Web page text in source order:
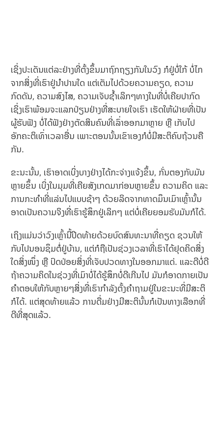
ເຊິ່ງປະເດັນແຕ່ລະຢ່າງທີ່ຕັ້ງຂຶ້ນມາຖົກຖຽງກັນໃນວົງ ກໍຢູ່ບໍ່ໃກ້ ບໍ່ໄກ
ຈາກສິ່ງທີ່ເຮົາຢູ່ນຳປານໃດ ແຕ່ເຕັມໄປດ້ວຍຄວາມຄຽດ, ຄວາມ
ກົດດັນ, ຄວາມສົງໄສ, ຄວາມເຈັບຊໍ້າເລິກໆທາງໃນທີ່ບໍ່ເຄີຍປາກົດ
ເຊິ່ງເຮົາພ້ອມຈະແລກປ່ຽນຢ່າງທີ່ສະບາຍໃຈເຮົາ ເຮັດໃຫ້ຝ່າຍທີ່ເປັນ
ຜູ້ຮັບຟັງ ບໍ່ໄດ້ຟັງຢ່າງຕັດສິນຄົນທີ່ເລົ່າອອກມາຫຼາຍ ຫຼື ເກັບໄປ
ອັກຄະຕິເທົ່າເວລາອື່ນ ເພາະຕອນນັ້ນເຂົາເອງກໍບໍ່ມີສະຕິຄົບຖ້ວນຄື
ກັນ.
ຂະນະນັ້ນ, ເຮົາອາດເບິ່ງບາງຢ່າງໄດ້ກະຈ່າງແຈ້ງຂຶ້ນ, ກັ່ນຕອງກັບມັນ
ຫຼາຍຂຶ້ນ ເບິ່ງໃນມຸມທີ່ເຄີຍສັງເກດມາກ່ອນຫຼາຍຂຶ້ນ ຄວາມຄິດ ແລະ
ການກະທໍາທີ່ແລ່ນໄປແບບຊ້າໆ ດ້ວຍລິດຈາກທາດມຶນເມົາເຫຼົ້ານັ້ນ
ອາດເປັນຄວາມຈິງທີ່ເຮົາຮູ້ສຶກຢູ່ເລິກໆ ແຕ່ບໍ່ເຄີຍຍອມຮັບມັນກໍໄດ້.
ເຖິງແມ່ນວ່າວົງເຫຼົ້ານີ້ປິດທ້າຍດ້ວຍບົດສົນທະນາທີ່ຄຽດ ຊວນໃຫ້
ກັບໄປນອນຊຶມຕໍ່ຢູ່ບ້ານ, ແຕ່ກໍຖືເປັນຊ່ວງເວລາທີ່ເຮົາໄດ້ຢຸດຄິດສິ່ງ
ໃດສິ່ງໜຶ່ງ ຫຼື ປົດປ່ອຍສິ່ງທີ່ເຈັບປວດທາງໃນອອກມາແດ່. ແລະດີບໍ່ດີ
ຖ້າຄວາມຄິດໃນຊ່ວງທີ່ເມົາບໍ່ໄດ້ຮູ້ສຶກບໍ່ດີເກີນໄປ ມັນກໍອາດກາຍເປັນ
ຄໍາຕອບໃຫ້ກັບຫຼາຍໆສິ່ງທີ່ເຮົາກໍາລັງຕັ້ງຄໍາຖາມຢູ່ໃນຂະນະທີ່ມີສະຕິ
ກໍໄດ້. ແຕ່ສຸດທ້າຍແລ້ວ ການດື່ມຢ່າງມີສະຕິນັ້ນກໍເປັນທາງເລືອກທີ່
ດີທີ່ສຸດແລ້ວ.